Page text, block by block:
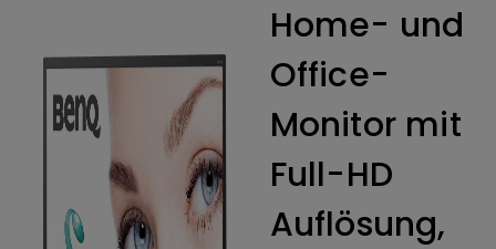
Home- und
Office-
Monitor mit
Full-HD
Auflösung,